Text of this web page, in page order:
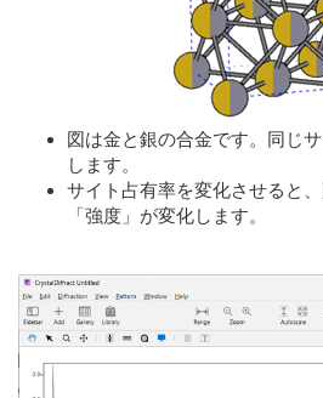
図は金と銀の合金です。同じ
します。
サイト占有率を変化させると
「強度」が変化します。